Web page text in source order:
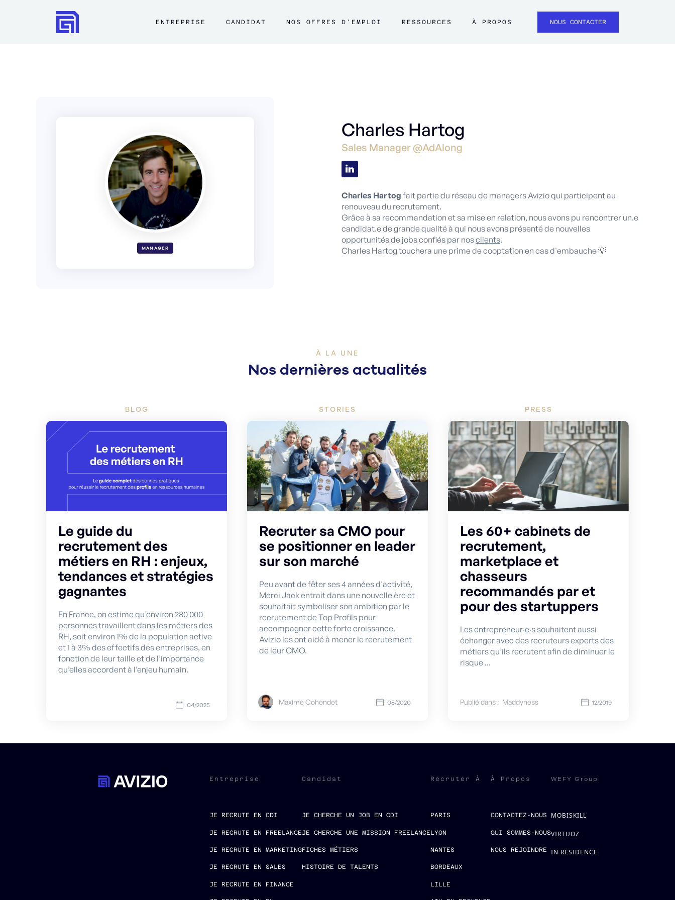
ENTREPRISE CANDIDAT NOS OFFRES D'EMPLOI RESSOURCES À PROPOS NOUS CONTACTER
MANAGER
Charles Hartog
Sales Manager @AdAlong
Charles Hartog fait partie du réseau de managers Avizio qui participent au
renouveau du recrutement.
Grâce à sa recommandation et sa mise en relation, nous avons pu rencontrer un.e
candidat.e de grande qualité à qui nous avons présenté de nouvelles
opportunités de jobs confiés par nosclients.
Charles Hartog touchera une prime de cooptation en cas d'embauche 💡
À LA UNE
Nos dernières actualités
BLOG
Le guide du
recrutement des
métiers en RH : enjeux,
tendances et stratégies
gagnantes
En France, on estime qu’environ 280 000
personnes travaillent dans les métiers des
RH, soit environ 1% de la population active
et 1 à 3% des effectifs des entreprises, en
fonction de leur taille et de l’importance
qu’elles accordent à l’enjeu humain.
04/2025
STORIES
Recruter sa CMO pour
se positionner en leader
sur son marché
Peu avant de fêter ses 4 années d'activité,
Merci Jack entrait dans une nouvelle ère et
souhaitait symboliser son ambition par le
recrutement de Top Profils pour
accompagner cette forte croissance.
Avizio les ont aidé à mener le recrutement
de leur CMO.
Maxime Cohendet 08/2020
PRESS
Les 60+ cabinets de
recrutement,
marketplace et
chasseurs
recommandés par et
pour des startuppers
Les entrepreneur·e·s souhaitent aussi
échanger avec des recruteurs experts des
métiers qu’ils recrutent afin de diminuer le
risque ...
Publié dans : Maddyness 12/2019
Entreprise
JE RECRUTE EN CDI
JE RECRUTE EN FREELANCE
JE RECRUTE EN MARKETING
JE RECRUTE EN SALES
JE RECRUTE EN FINANCE
Candidat
JE CHERCHE UN JOB EN CDI
JE CHERCHE UNE MISSION FREELANCE
FICHES MÉTIERS
HISTOIRE DE TALENTS
Recruter À
PARIS
LYON
NANTES
BORDEAUX
LILLE
À Propos
CONTACTEZ-NOUS
QUI SOMMES-NOUS
NOUS REJOINDRE
WEFY Group
MOBISKILL
VIRTUOZ
IN RESIDENCE